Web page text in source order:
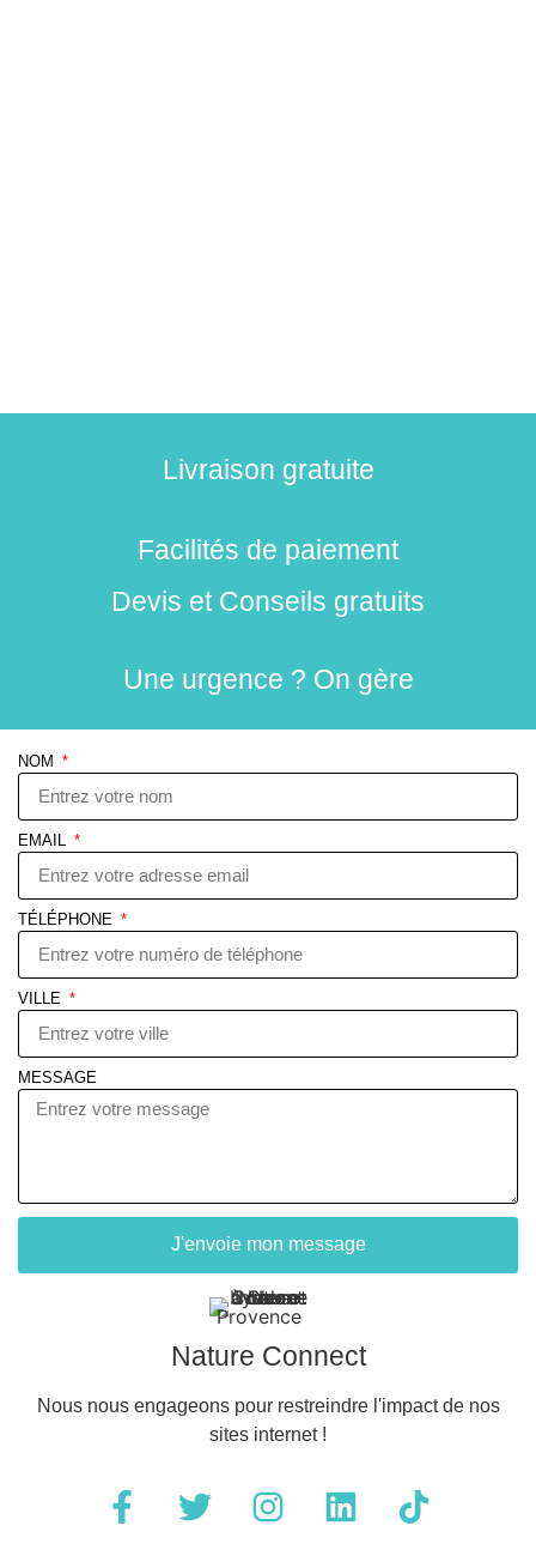
Livraison gratuite
Facilités de paiement
Devis et Conseils gratuits
Une urgence ? On gère
NOM
EMAIL
TÉLÉPHONE
VILLE
MESSAGE
J'envoie mon message
Nature Connect
Nous nous engageons pour restreindre l'impact de nos
sites internet !